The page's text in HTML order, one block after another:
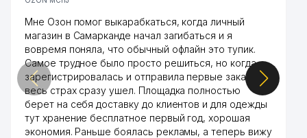
Мне Озон помог выкарабкаться, когда личный
магазин в Самарканде начал загибаться и я
вовремя поняла, что обычный офлайн это тупик.
Самое трудное было просто решиться, но когда
зарегистрировалась и отправила первые заказы,
весь страх сразу ушел. Площадка полностью
берет на себя доставку до клиентов и для одежды
тут хранение бесплатное первый год, хорошая
экономия. Раньше боялась рекламы, а теперь вижу